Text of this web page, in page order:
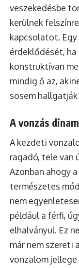
veszekedésbe
kerülnek
kapcsolatot.
érdeklődését,
konstruktívan
mindig ő az,
sosem
A vonzás
A kezdeti
ragadó, tele van
Azonban ahogy
természetes
nem
például a férfi,
elhalványul. Ez
már nem szereti
vonzalom